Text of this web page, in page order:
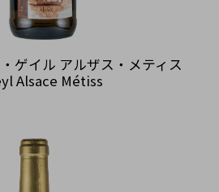
ゲイル アルザス・メティス
Alsace Métiss